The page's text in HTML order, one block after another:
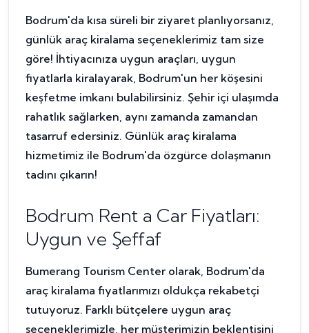
Bodrum'da kısa süreli bir ziyaret planlıyorsanız,
günlük araç kiralama seçeneklerimiz tam size
göre! İhtiyacınıza uygun araçları, uygun
fiyatlarla kiralayarak, Bodrum'un her köşesini
keşfetme imkanı bulabilirsiniz. Şehir içi ulaşımda
rahatlık sağlarken, aynı zamanda zamandan
tasarruf edersiniz. Günlük araç kiralama
hizmetimiz ile Bodrum'da özgürce dolaşmanın
tadını çıkarın!
Bodrum Rent a Car Fiyatları:
Uygun ve Şeffaf
Bumerang Tourism Center olarak, Bodrum'da
araç kiralama fiyatlarımızı oldukça rekabetçi
tutuyoruz. Farklı bütçelere uygun araç
seçeneklerimizle, her müşterimizin beklentisini